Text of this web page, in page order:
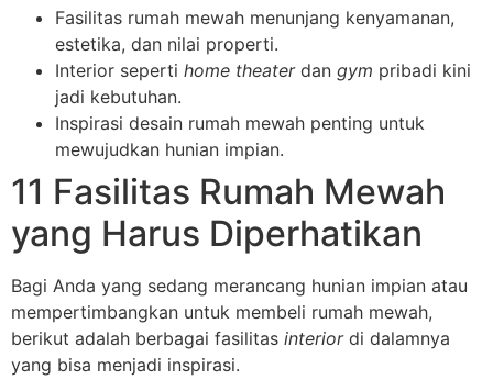
Fasilitas rumah mewah menunjang kenyamanan,
estetika, dan nilai properti.
Interior seperti home theaterdan gym pribadi kini
jadi kebutuhan.
Inspirasi desain rumah mewah penting untuk
mewujudkan hunian impian.
11 Fasilitas Rumah Mewah
yang Harus Diperhatikan
Bagi Anda yang sedang merancang hunian impian atau
mempertimbangkan untuk membeli rumah mewah,
berikut adalah berbagai fasilitas interiordi dalamnya
yang bisa menjadi inspirasi.